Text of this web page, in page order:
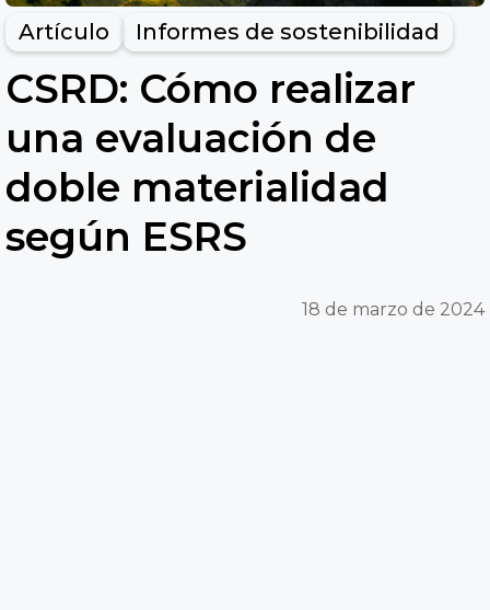
Artículo Informes de sostenibilidad
CSRD: Cómo realizar
una evaluación de
doble materialidad
según ESRS
18 de marzo de 2024